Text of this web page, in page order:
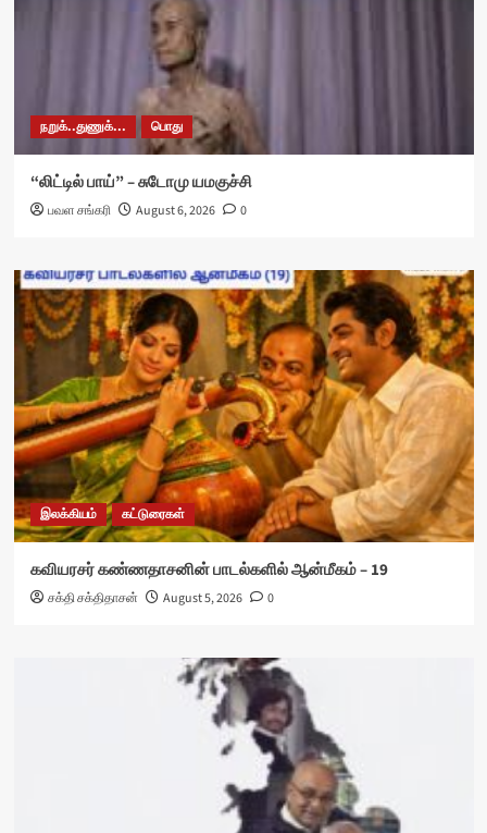
நறுக்..துணுக்... பொது
“லிட்டில் பாய்” – சுடோமு யமகுச்சி
பவள சங்கரி August 6, 2026 0
இலக்கியம் கட்டுரைகள்
கவியரசர் கண்ணதாசனின் பாடல்களில் ஆன்மீகம் – 19
சக்தி சக்திதாசன் August 5, 2026 0